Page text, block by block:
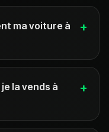
ma voiture à
+
la vends à
+